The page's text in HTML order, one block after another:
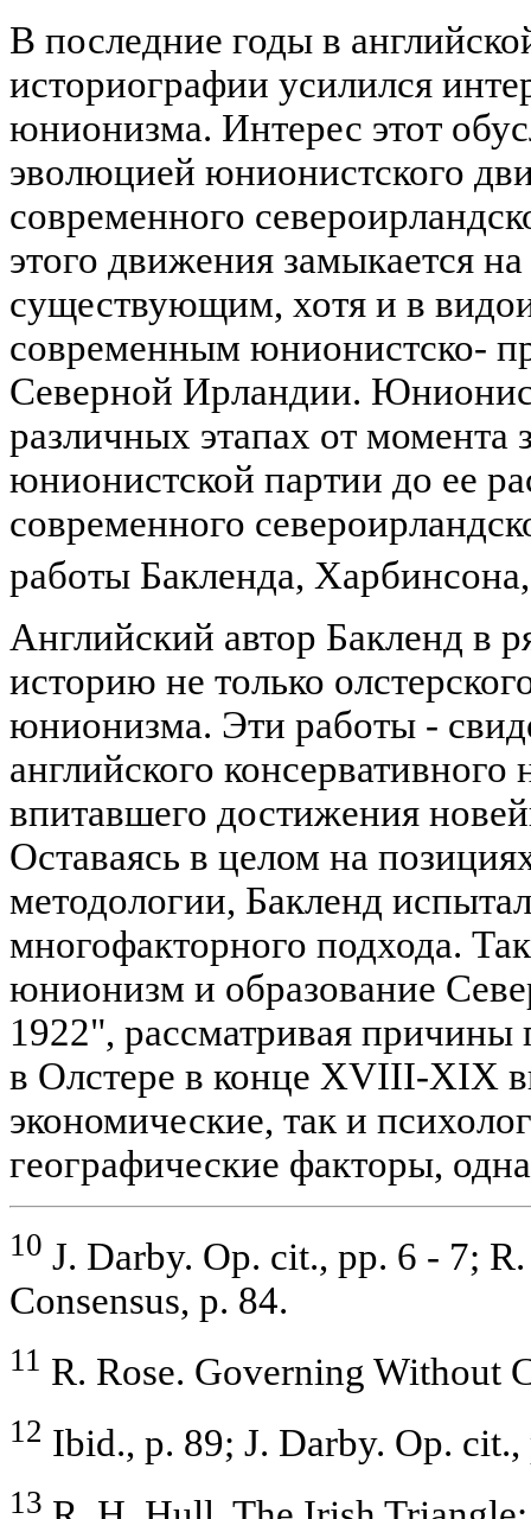
В последние годы в
историографии усилился
юнионизма. Интерес этот
эволюцией юнионистского
современного
этого движения замыкается
существующим, хотя и в
современным юнионистско-
Северной Ирландии.
различных этапах от момента
юнионистской партии до ее
современного
работы Бакленда,
Английский автор Бакленд в
историю не только
юнионизма. Эти работы -
английского
впитавшего достижения
Оставаясь в целом на
методологии, Бакленд
многофакторного подхода.
юнионизм и образование
1922", рассматривая
в Олстере в конце XVIII-XIX
экономические, так и
географические факторы,
10 J. Darby. Op. cit., pp. 6 - 7;
Consensus, p. 84.
11 R. Rose. Governing Without
12 Ibid., p. 89; J. Darby. Op. cit.,
13